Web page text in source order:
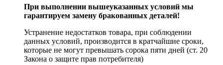
При выполнении вышеуказанных условий мы
гарантируем замену бракованных деталей!
Устранение недостатков товара, при соблюдении
данных условий, производится в кратчайшие сроки,
которые не могут превышать сорока пяти дней (ст. 20
Закона о защите прав потребителя)